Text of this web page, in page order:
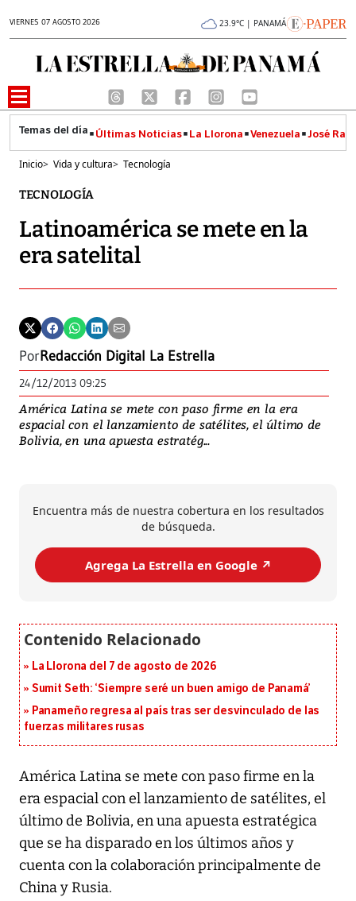
VIERNES 07 AGOSTO 2026 23.9°C | PANAMÁ
Últimas Noticias La Llorona Venezuela José
Inicio> Vida y cultura> Tecnología
TECNOLOGÍA
Latinoamérica se mete en la
era satelital
PorRedacción Digital La Estrella
24/12/2013 09:25
América Latina se mete con paso firme en la era
espacial con el lanzamiento de satélites, el último de
Bolivia, en una apuesta estratég...
Encuentra más de nuestra cobertura en los resultados
de búsqueda.
Agrega La Estrella en Google ↗️
La Llorona del 7 de agosto de 2026
Sumit Seth: ‘Siempre seré un buen amigo de Panamá’
Panameño regresa al país tras ser desvinculado de las
fuerzas militares rusas
América Latina se mete con paso firme en la
era espacial con el lanzamiento de satélites, el
último de Bolivia, en una apuesta estratégica
que se ha disparado en los últimos años y
cuenta con la colaboración principalmente de
China y Rusia.